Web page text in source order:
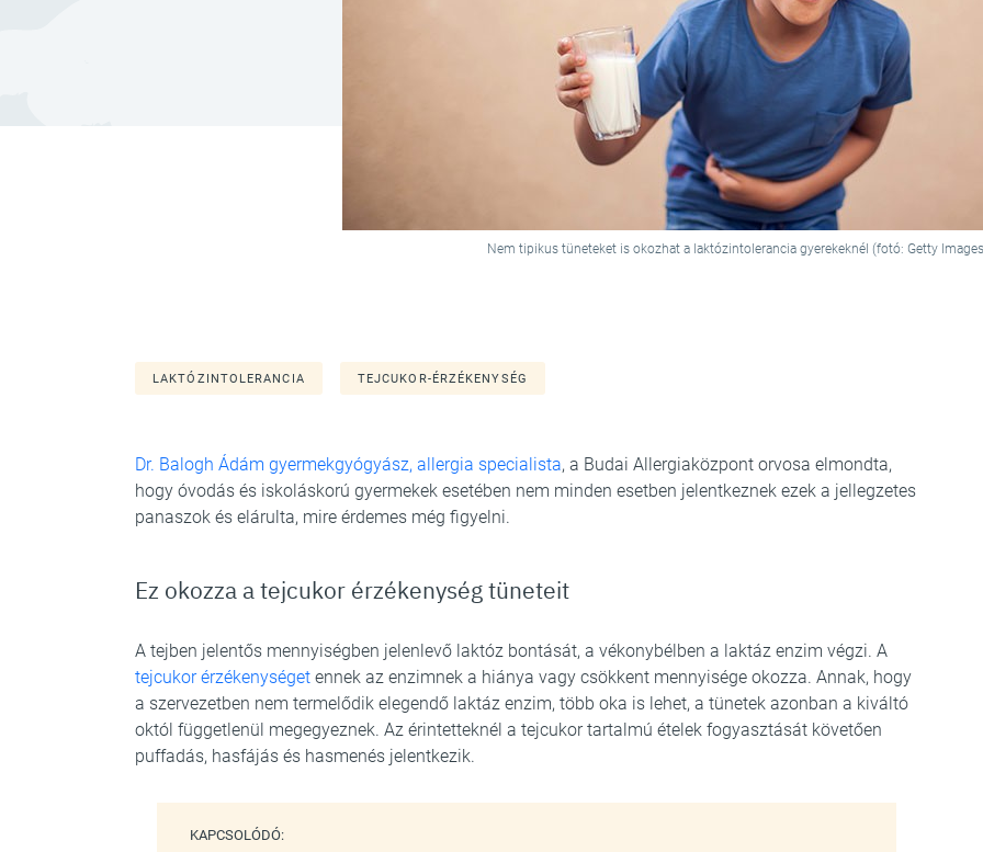
Nem tipikus tüneteket is okozhat a laktózintolerancia gyerekeknél (fotó: Getty
LAKTÓZINTOLERANCIA TEJCUKOR-ÉRZÉKENYSÉG
Dr. Balogh Ádám gyermekgyógyász, allergia specialista, a Budai Allergiaközpont orvosa elmondta,
hogy óvodás és iskoláskorú gyermekek esetében nem minden esetben jelentkeznek ezek a jellegzetes
panaszok és elárulta, mire érdemes még figyelni.
Ez okozza a tejcukor érzékenység tüneteit
A tejben jelentős mennyiségben jelenlevő laktóz bontását, a vékonybélben a laktáz enzim végzi. A
tejcukor érzékenységet ennek az enzimnek a hiánya vagy csökkent mennyisége okozza. Annak, hogy
a szervezetben nem termelődik elegendő laktáz enzim, több oka is lehet, a tünetek azonban a kiváltó
októl függetlenül megegyeznek. Az érintetteknél a tejcukor tartalmú ételek fogyasztását követően
puffadás, hasfájás és hasmenés jelentkezik.
KAPCSOLÓDÓ: